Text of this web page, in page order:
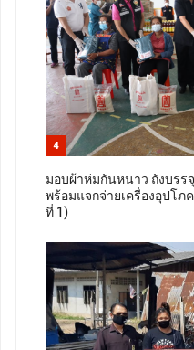
4
มอบผ้าห่มกันหนาว ถังบรร
พร้อมแจกจ่ายเครื่องอุปโ
ที่ 1)